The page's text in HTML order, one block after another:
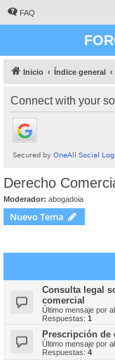
FAQ
Inicio Índice general
Connect with your
Derecho
Moderador: abogadoia
Nuevo Tema
Consulta legal
comercial
Último mensaje por
Respuestas: 1
Prescripción de
Último mensaje por
Respuestas: 4